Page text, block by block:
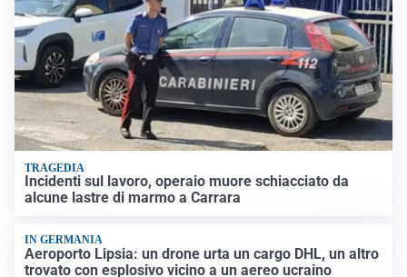
TRAGEDIA
Incidenti sul lavoro, operaio muore schiacciato da
alcune lastre di marmo a Carrara
IN GERMANIA
Aeroporto Lipsia: un drone urta un cargo DHL, un altro
trovato con esplosivo vicino a un aereo ucraino